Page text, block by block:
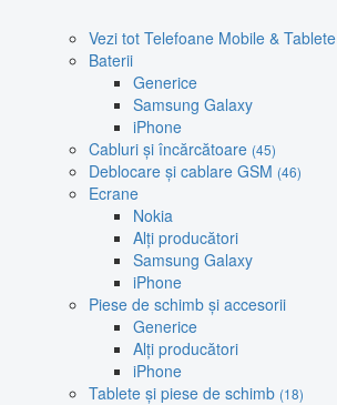
Vezi tot Telefoane Mobile & Tablete
Baterii
Generice
Samsung Galaxy
iPhone
Cabluri și încărcătoare (45)
Deblocare și cablare GSM (46)
Ecrane
Nokia
Alți producători
Samsung Galaxy
iPhone
Piese de schimb și accesorii
Generice
Alți producători
iPhone
Tablete și piese de schimb (18)